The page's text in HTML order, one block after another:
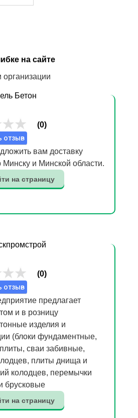
на сайте
Бетон
(0)
отзыв
вам доставку
Минску и Минской области.
на страницу
(0)
отзыв
предлагает
и в розницу
изделия и
(блоки фундаментные,
сваи забивные,
плиты днища и
колодцев, перемычки
брусковые
на страницу